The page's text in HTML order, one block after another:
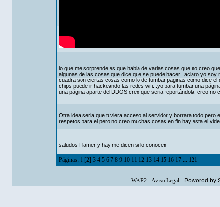
lo que me sorprende es que habla de varias cosas que no creo
algunas de las cosas que dice que se puede hacer...aclaro yo
cuadra son ciertas cosas como lo de tumbar páginas como dice
chips puede ir hackeando las redes wifi...yo para tumbar una
una página aparte del DDOS creo que seria reportándola creo no
Otra idea seria que tuviera acceso al servidor y borrara todo pero
respetos para el pero no creo muchas cosas en fin hay esta el
saludos Flamer y hay me dicen si lo conocen
Páginas: 1 [2] 3 4 5 6 7 8 9 10 11 12 13 14 15 16 17 ... 121
WAP2-Aviso Legal- Powered by